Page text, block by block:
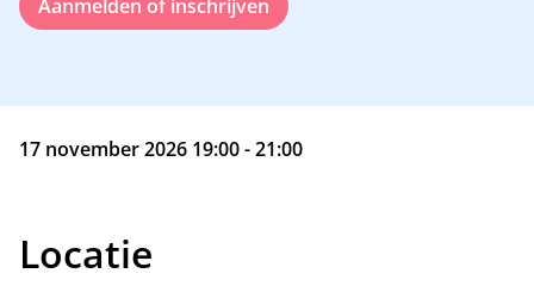
Aanmelden of inschrijven
17 november 2026 19:00 - 21:00
Locatie